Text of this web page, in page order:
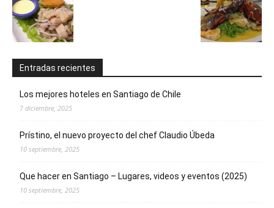
Entradas recientes
Los mejores hoteles en Santiago de Chile
7 diciembre, 2025
Prístino, el nuevo proyecto del chef Claudio Úbeda
10 septiembre, 2025
Que hacer en Santiago – Lugares, videos y eventos (2025)
10 septiembre, 2025